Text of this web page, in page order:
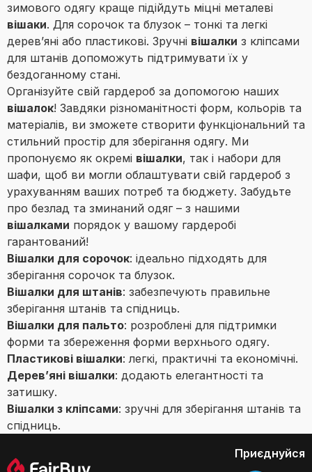
зимового одягу краще підійдуть міцні металеві
вішаки. Для сорочок та блузок – тонкі та легкі
дерев’яні або пластикові. Зручні вішалки з кліпсами
для штанів допоможуть підтримувати їх у
бездоганному стані.
Організуйте свій гардероб за допомогою наших
вішалок! Завдяки різноманітності форм, кольорів та
матеріалів, ви зможете створити функціональний та
стильний простір для зберігання одягу. Ми
пропонуємо як окремі вішалки, так і набори для
шафи, щоб ви могли облаштувати свій гардероб з
урахуванням ваших потреб та бюджету. Забудьте
про безлад та зминаний одяг – з нашими
вішалками порядок у вашому гардеробі
гарантований!
Вішалки для сорочок: ідеально підходять для
зберігання сорочок та блузок.
Вішалки для штанів: забезпечують правильне
зберігання штанів та спідниць.
Вішалки для пальто: розроблені для підтримки
форми та збереження форми верхнього одягу.
Пластикові вішалки: легкі, практичні та економічні.
Дерев’яні вішалки: додають елегантності та
затишку.
Вішалки з кліпсами: зручні для зберігання штанів та
спідниць.
Приєднуйся